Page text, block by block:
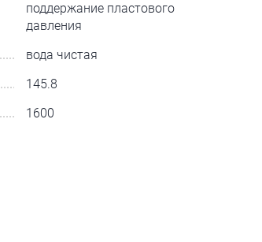
поддержание пластового
давления
вода чистая
145.8
1600